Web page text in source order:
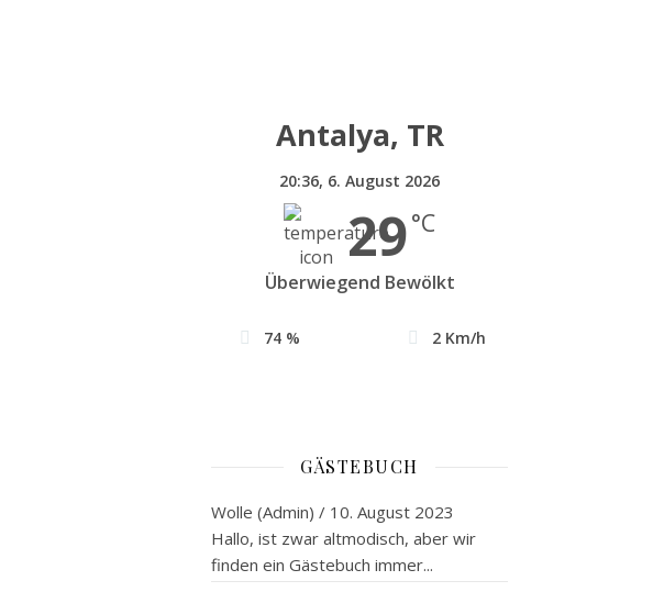
Antalya, TR
20:36, 6. August 2026
29°C
Überwiegend Bewölkt
74 % 2 Km/h
GÄSTEBUCH
Wolle (Admin) / 10. August 2023
Hallo, ist zwar altmodisch, aber wir
finden ein Gästebuch immer...